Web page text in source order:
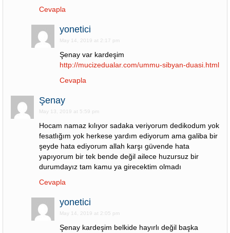
Cevapla
yonetici
May 14, 2019 at 2:17 pm
Şenay var kardeşim
http://mucizedualar.com/ummu-sibyan-duasi.html
Cevapla
Şenay
May 13, 2019 at 5:59 pm
Hocam namaz kılıyor sadaka veriyorum dedikodum yok
fesatlığım yok herkese yardım ediyorum ama galiba bir
şeyde hata ediyorum allah karşı güvende hata
yapıyorum bir tek bende değil ailece huzursuz bir
durumdayız tam kamu ya girecektim olmadı
Cevapla
yonetici
May 14, 2019 at 2:05 pm
Şenay kardeşim belkide hayırlı değil başka